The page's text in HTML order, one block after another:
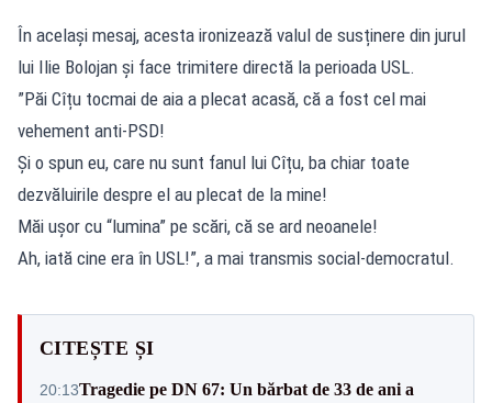
În același mesaj, acesta ironizează valul de susținere din jurul
lui Ilie Bolojan și face trimitere directă la perioada USL.
”Păi Cîțu tocmai de aia a plecat acasă, că a fost cel mai
vehement anti-PSD!
Și o spun eu, care nu sunt fanul lui Cîțu, ba chiar toate
dezvăluirile despre el au plecat de la mine!
Măi ușor cu “lumina” pe scări, că se ard neoanele!
Ah, iată cine era în USL!”, a mai transmis social-democratul.
CITEȘTE ȘI
20:13Tragedie pe DN 67: Un bărbat de 33 de ani a